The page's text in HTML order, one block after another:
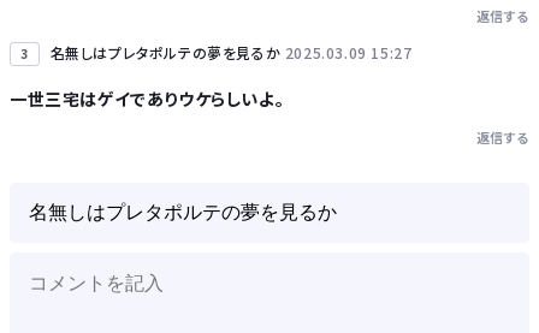
返信する
3 名無しはプレタポルテの夢を見るか 2025.03.09 15:27
一世三宅はゲイでありウケらしいよ。
返信する